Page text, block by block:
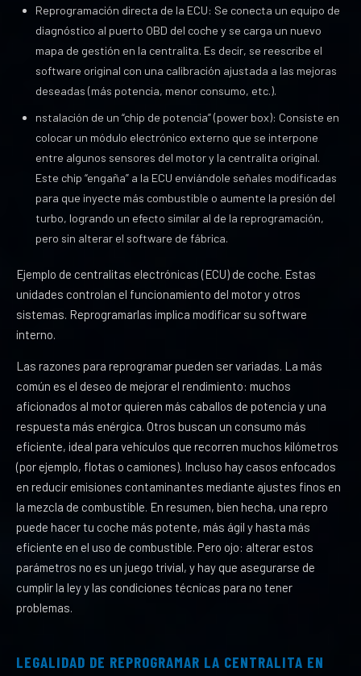
Reprogramación directa de la ECU: Se conecta un equipo de
diagnóstico al puerto OBD del coche y se carga un nuevo
mapa de gestión en la centralita. Es decir, se reescribe el
software original con una calibración ajustada a las mejoras
deseadas (más potencia, menor consumo, etc.).
nstalación de un “chip de potencia” (power box): Consiste en
colocar un módulo electrónico externo que se interpone
entre algunos sensores del motor y la centralita original.
Este chip “engaña” a la ECU enviándole señales modificadas
para que inyecte más combustible o aumente la presión del
turbo, logrando un efecto similar al de la reprogramación,
pero sin alterar el software de fábrica.
Ejemplo de centralitas electrónicas (ECU) de coche. Estas
unidades controlan el funcionamiento del motor y otros
sistemas. Reprogramarlas implica modificar su software
interno.
Las razones para reprogramar pueden ser variadas. La más
común es el deseo de mejorar el rendimiento: muchos
aficionados al motor quieren más caballos de potencia y una
respuesta más enérgica. Otros buscan un consumo más
eficiente, ideal para vehículos que recorren muchos kilómetros
(por ejemplo, flotas o camiones). Incluso hay casos enfocados
en reducir emisiones contaminantes mediante ajustes finos en
la mezcla de combustible. En resumen, bien hecha, una repro
puede hacer tu coche más potente, más ágil y hasta más
eficiente en el uso de combustible. Pero ojo: alterar estos
parámetros no es un juego trivial, y hay que asegurarse de
cumplir la ley y las condiciones técnicas para no tener
problemas.
LEGALIDAD DE REPROGRAMAR LA CENTRALITA EN